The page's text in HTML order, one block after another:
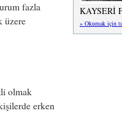
fazla
üzere
olmak
erken
KAYSERİ
» Okumak için